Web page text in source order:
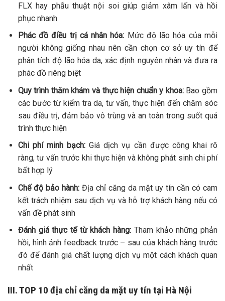
FLX hay phẫu thuật nội soi giúp giảm xâm lấn và hồi
phục nhanh
Phác đồ điều trị cá nhân hóa: Mức độ lão hóa của mỗi
người không giống nhau nên cần chọn cơ sở uy tín để
phân tích độ lão hóa da, xác định nguyên nhân và đưa ra
phác đồ riêng biệt
Quy trình thăm khám và thực hiện chuẩn y khoa: Bao gồm
các bước từ kiểm tra da, tư vấn, thực hiện đến chăm sóc
sau điều trị, đảm bảo vô trùng và an toàn trong suốt quá
trình thực hiện
Chi phí minh bạch:Giá dịch vụ cần được công khai rõ
ràng, tư vấn trước khi thực hiện và không phát sinh chi phí
bất hợp lý
Chế độ bảo hành: Địa chỉ căng da mặt uy tín cần có cam
kết trách nhiệm sau dịch vụ và hỗ trợ khách hàng nếu có
vấn đề phát sinh
Đánh giá thực tế từ khách hàng: Tham khảo những phản
hồi, hình ảnh feedback trước – sau của khách hàng trước
đó để đánh giá chất lượng dịch vụ một cách khách quan
nhất
III. TOP 10 địa chỉ căng da mặt uy tín tại Hà Nội